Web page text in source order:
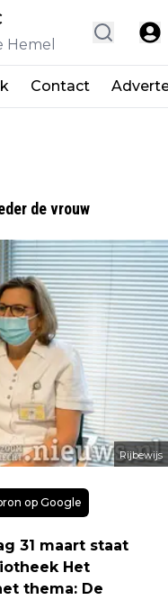
Hemel
Contact
de vrouw
Rijbewijs
op Google
31 maart staat
Het
thema: De